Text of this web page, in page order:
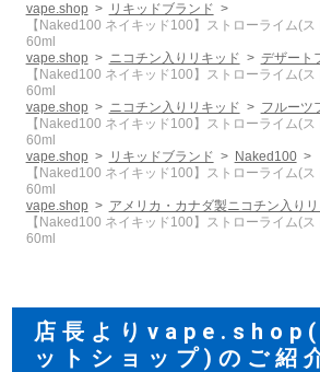
vape.shop
リキッドブランド
【Naked100 ネイキッド100】ストローライム(
60ml
vape.shop
ニコチン入りリキッド
デザート
【Naked100 ネイキッド100】ストローライム(
60ml
vape.shop
ニコチン入りリキッド
フルーツ
【Naked100 ネイキッド100】ストローライム(
60ml
vape.shop
リキッドブランド
Naked100
【Naked100 ネイキッド100】ストローライム(
60ml
vape.shop
アメリカ・カナダ製ニコチン入り
【Naked100 ネイキッド100】ストローライム(
60ml
店長よりvape.shop(
ットショップ)のご紹